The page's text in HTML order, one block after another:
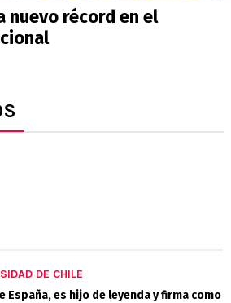
nuevo récord en el
DE CHILE
España, es hijo de leyenda y firma como